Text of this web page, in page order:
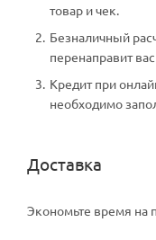
товар и чек.
Безналичный
перенаправит
Кредит при
необходимо
Доставка
Экономьте время на